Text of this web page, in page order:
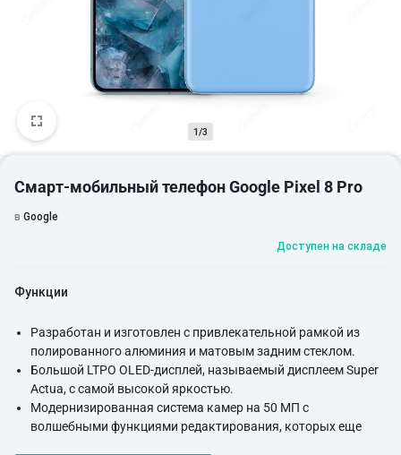
1/3
Смарт-мобильный телефон Google Pixel 8 Pro
в Google
Доступен на складе
Функции
Разработан и изготовлен с привлекательной рамкой из
полированного алюминия и матовым задним стеклом.
Большой LTPO OLED-дисплей, называемый дисплеем Super
Actua, с самой высокой яркостью.
Модернизированная система камер на 50 МП с
волшебными функциями редактирования, которых еще